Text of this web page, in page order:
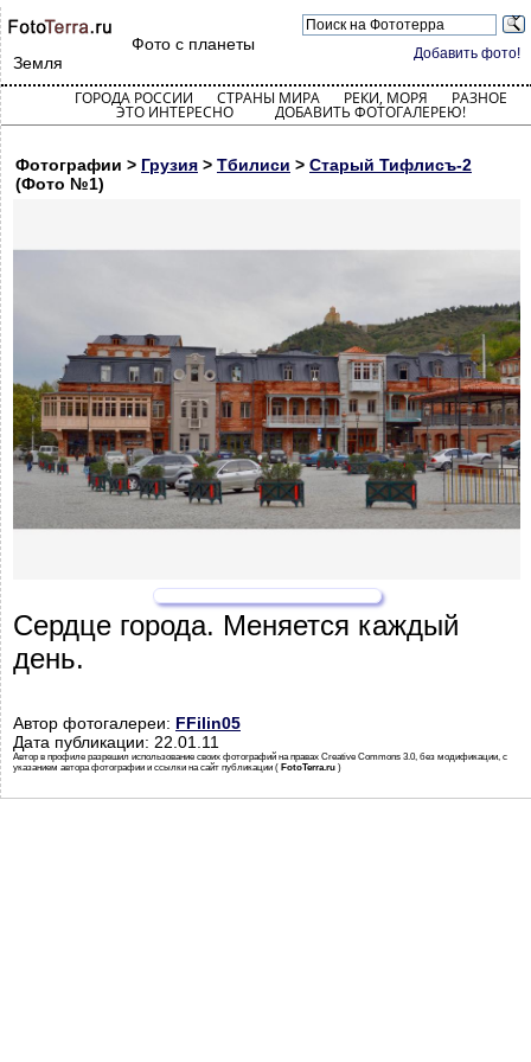
Добавить фото!
Фото с планеты
Земля
ГОРОДА РОССИИ СТРАНЫ МИРА РЕКИ, МОРЯ РАЗНОЕ
ЭТО ИНТЕРЕСНО ДОБАВИТЬ ФОТОГАЛЕРЕЮ!
Фотографии > Грузия > Тбилиси > Старый Тифлисъ-2
(Фото №1)
Сердце города. Меняется каждый
день.
Автор фотогалереи: FFilin05
Дата публикации: 22.01.11
Автор в профиле разрешил использование своих фотографий на правах Creative Commons 3.0, без модификации, с
указанием автора фотографии и ссылки на сайт публикации ( FotoTerra.ru )